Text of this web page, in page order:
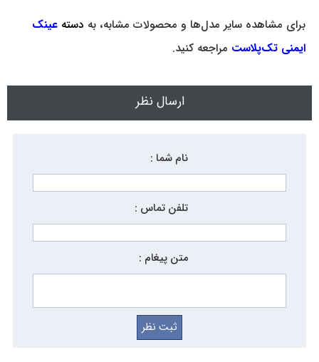
برای مشاهده سایر مدل‌ها و محصولات مشابه، به دسته عینک
ایمنی تک‌پلاست مراجعه کنید.
ارسال نظر
نام شما :
تلفن تماس :
متن پیغام :